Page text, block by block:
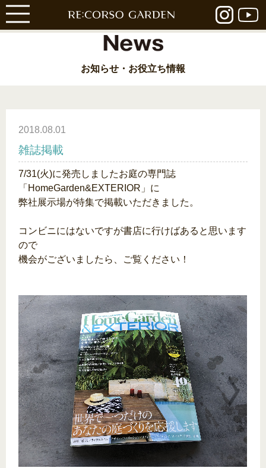
お知らせ・お役立ち情報
2018.08.01
雑誌掲載
7/31(火)に発売しましたお庭の専門誌
「HomeGarden&EXTERIOR」に
弊社展示場が特集で掲載いただきました。
コンビニにはないですが書店に行けばあると思います
ので
機会がございましたら、ご覧ください！